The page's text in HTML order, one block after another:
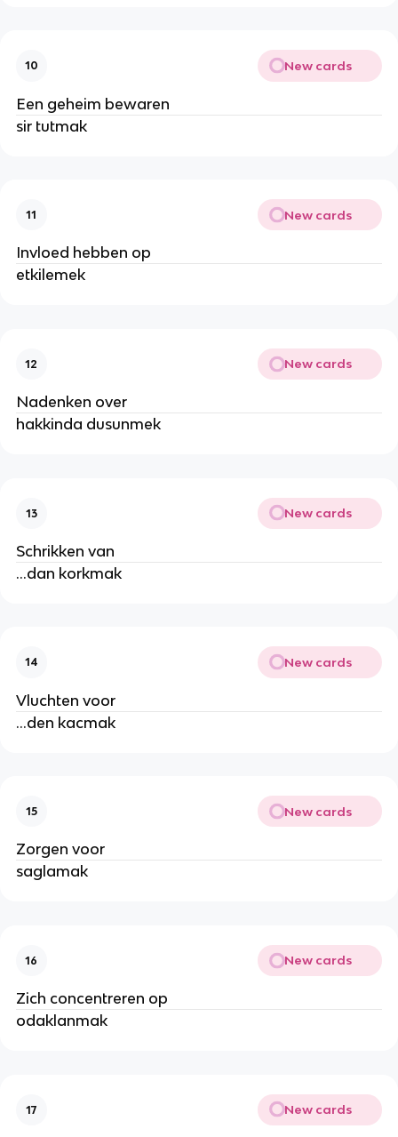
10 New cards
Een geheim bewaren
sir tutmak
11 New cards
Invloed hebben op
etkilemek
12 New cards
Nadenken over
hakkinda dusunmek
13 New cards
Schrikken van
...dan korkmak
14 New cards
Vluchten voor
...den kacmak
15 New cards
Zorgen voor
saglamak
16 New cards
Zich concentreren op
odaklanmak
17 New cards